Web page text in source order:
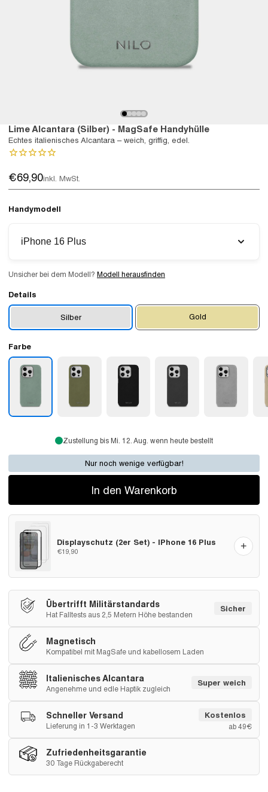
Lime Alcantara (Silber) - MagSafe Handyhülle
Echtes italienisches Alcantara – weich, griffig, edel.
€69,90inkl. MwSt.
Handymodell
iPhone 16 Plus
Unsicher bei dem Modell? Modell herausfinden
Details
Silber Gold
Farbe
Zustellung bis Mi. 12. Aug. wenn heute bestellt
Nur noch wenige verfügbar!
In den Warenkorb
Displayschutz (2er Set) - IPhone 16 Plus
€19,90 +
Übertrifft Militärstandards
Hat Falltests aus 2,5 Metern Höhe bestanden
Sicher
Magnetisch
Kompatibel mit MagSafe und kabellosem Laden
Italienisches Alcantara
Angenehme und edle Haptik zugleich
Super weich
Schneller Versand
Lieferung in 1-3 Werktagen
Kostenlos
ab 49€
Zufriedenheitsgarantie
30 Tage Rückgaberecht